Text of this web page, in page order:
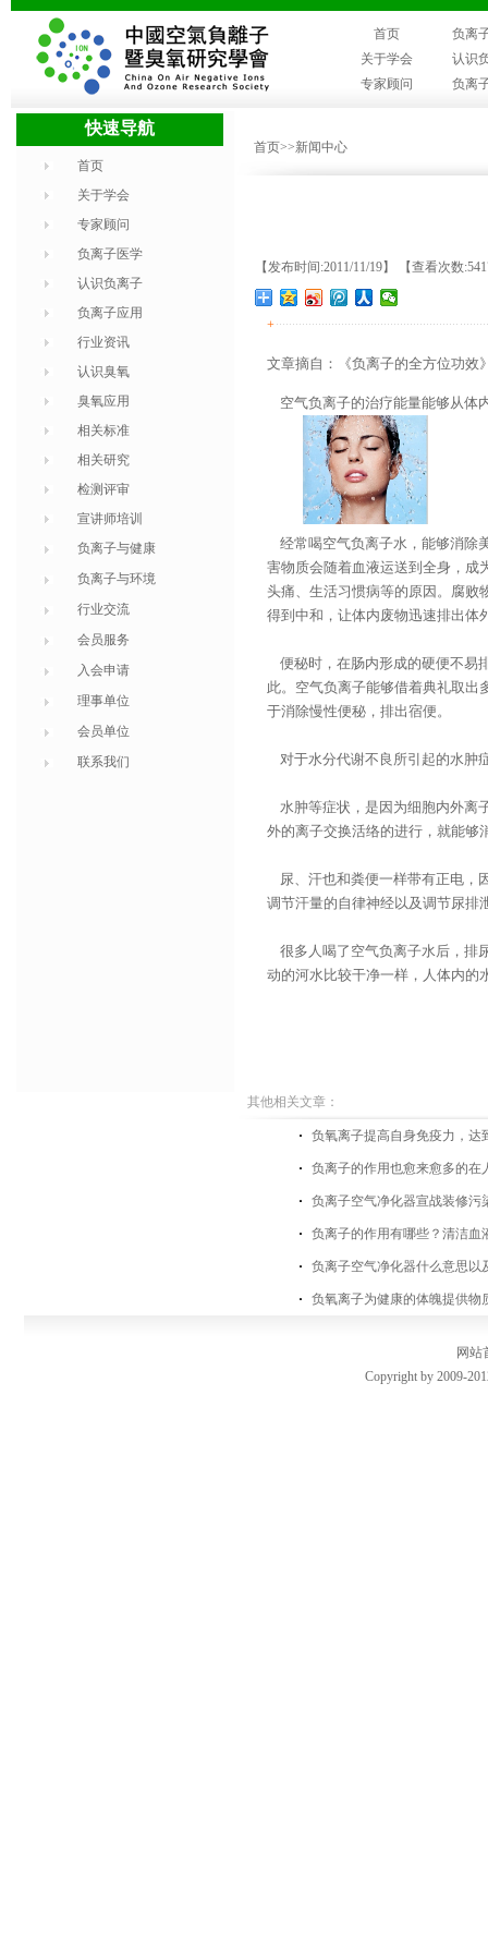
首页
负离
关于学会
认识
专家顾问
负离
快速导航
首页
关于学会
专家顾问
负离子医学
认识负离子
负离子应用
行业资讯
认识臭氧
臭氧应用
相关标准
相关研究
检测评审
宣讲师培训
负离子与健康
负离子与环境
行业交流
会员服务
入会申请
理事单位
会员单位
联系我们
首页>>新闻中心
【发布时间:2011/11/19】 【查看次数
+
文章摘自：《负离子的全方位功效
空气负离子的治疗能量能够从体
经常喝空气负离子水，能够消除
害物质会随着血液运送到全身，成
头痛、生活习惯病等的原因。腐败
得到中和，让体内废物迅速排出体
便秘时，在肠内形成的硬便不易
此。空气负离子能够借着典礼取出
于消除慢性便秘，排出宿便。
对于水分代谢不良所引起的水肿
水肿等症状，是因为细胞内外离
外的离子交换活络的进行，就能够
尿、汗也和粪便一样带有正电，
调节汗量的自律神经以及调节尿排
很多人喝了空气负离子水后，排
动的河水比较干净一样，人体内的
其他相关文章：
负氧离子提高自身免疫力，达
负离子的作用也愈来愈多的在
负离子空气净化器宣战装修污
负离子的作用有哪些？清洁血
负离子空气净化器什么意思以
负氧离子为健康的体魄提供物
网站
Copyright by 2009-